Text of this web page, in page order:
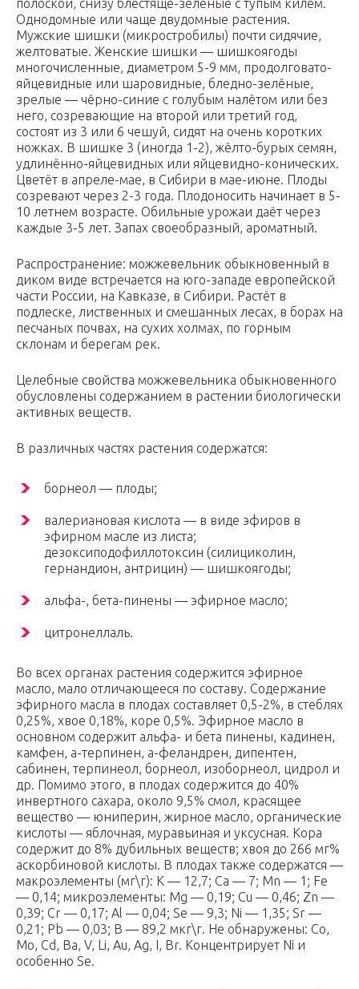
полоской, снизу блестяще-зелёные с тупым килем.
Однодомные или чаще двудомные растения.
Мужские шишки (микростробилы) почти сидячие,
желтоватые. Женские шишки — шишкоягоды
многочисленные, диаметром 5-9 мм, продолговато-
яйцевидные или шаровидные, бледно-зелёные,
зрелые — чёрно-синие с голубым налётом или без
него, созревающие на второй или третий год,
состоят из 3 или 6 чешуй, сидят на очень коротких
ножках. В шишке 3 (иногда 1-2), жёлто-бурых семян,
удлинённо-яйцевидных или яйцевидно-конических.
Цветёт в апреле-мае, в Сибири в мае-июне. Плоды
созревают через 2-3 года. Плодоносить начинает в 5-
10 летнем возрасте. Обильные урожаи даёт через
каждые 3-5 лет. Запах своеобразный, ароматный.
Распространение: можжевельник обыкновенный в
диком виде встречается на юго-западе европейской
части России, на Кавказе, в Сибири. Растёт в
подлеске, лиственных и смешанных лесах, в борах на
песчаных почвах, на сухих холмах, по горным
склонам и берегам рек.
Целебные свойства можжевельника обыкновенного
обусловлены содержанием в растении биологически
активных веществ.
В различных частях растения содержатся:
борнеол — плоды;
валериановая кислота — в виде эфиров в
эфирном масле из листа;
дезоксиподофиллотоксин (силициколин,
гернандион, антрицин) — шишкоягоды;
альфа-, бета-пинены — эфирное масло;
цитронеллаль.
Во всех органах растения содержится эфирное
масло, мало отличающееся по составу. Содержание
эфирного масла в плодах составляет 0,5-2%, в стеблях
0,25%, хвое 0,18%, коре 0,5%. Эфирное масло в
основном содержит альфа- и бета пинены, кадинен,
камфен, а-терпинен, а-феландрен, дипентен,
сабинен, терпинеол, борнеол, изоборнеол, цидрол и
др. Помимо этого, в плодах содержится до 40%
инвертного сахара, около 9,5% смол, красящее
вещество — юниперин, жирное масло, органические
кислоты — яблочная, муравьиная и уксусная. Кора
содержит до 8% дубильных веществ; хвоя до 266 мг%
аскорбиновой кислоты. В плодах также содержатся —
макроэлементы (мг\г): K — 12,7; Ca — 7; Mn — 1; Fe
— 0,14; микроэлементы: Mg — 0,19; Cu — 0,46; Zn —
0,39; Cr — 0,17; Al — 0,04; Se — 9,3; Ni — 1,35; Sr —
0,21; Pb — 0,03; B — 89,2 мкг\г. Не обнаружены: Co,
Mo, Cd, Ba, V, Li, Au, Ag, I, Br. Концентрирует Ni и
особенно Se.